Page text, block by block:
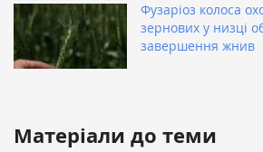
Фузаріоз колоса
зернових у низці
завершення жнив
Матеріали до теми